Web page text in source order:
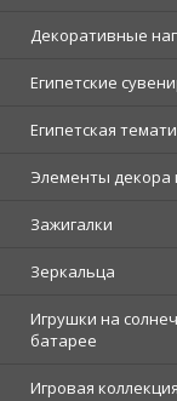
Декоративные
Египетские
Египетская
Элементы декора
Зажигалки
Зеркальца
Игрушки на
батарее
Игровая коллекция